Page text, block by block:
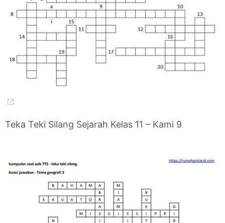
Teka Teki Silang Sejarah Kelas 11 – Kami 9